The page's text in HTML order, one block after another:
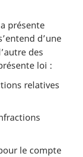
présente
d’une
des
loi :
relatives
le compte